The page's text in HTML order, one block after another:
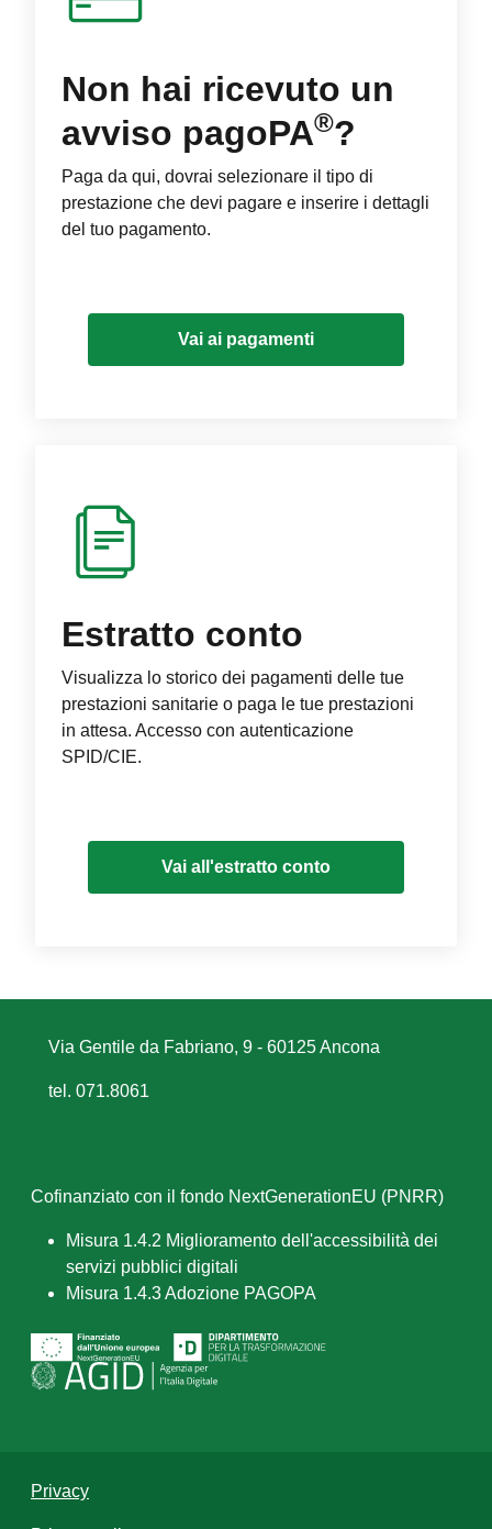
Non hai ricevuto un
avviso pagoPA®?
Paga da qui, dovrai selezionare il tipo di
prestazione che devi pagare e inserire i dettagli
del tuo pagamento.
Vai ai pagamenti
Estratto conto
Visualizza lo storico dei pagamenti delle tue
prestazioni sanitarie o paga le tue prestazioni
in attesa. Accesso con autenticazione
SPID/CIE.
Vai all'estratto conto
Via Gentile da Fabriano, 9 - 60125 Ancona
tel. 071.8061
Cofinanziato con il fondo NextGenerationEU (PNRR)
Misura 1.4.2 Miglioramento dell'accessibilità dei
servizi pubblici digitali
Misura 1.4.3 Adozione PAGOPA
Privacy